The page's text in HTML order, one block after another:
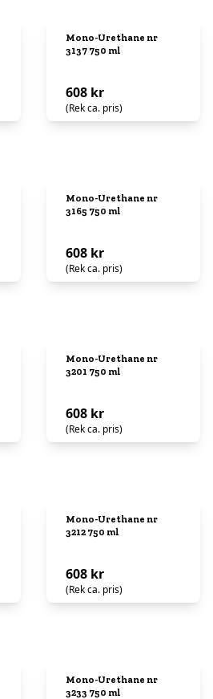
Mono-Urethane nr
3137 750 ml
608 kr
(Rek ca. pris)
Mono-Urethane nr
3165 750 ml
608 kr
(Rek ca. pris)
Mono-Urethane nr
3201 750 ml
608 kr
(Rek ca. pris)
Mono-Urethane nr
3212 750 ml
608 kr
(Rek ca. pris)
Mono-Urethane nr
3233 750 ml